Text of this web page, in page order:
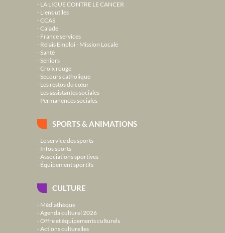
LA LIGUE CONTRE LE CANCER
Liens utiles
CCAS
Calade
France services
Relais Emploi - Mission Locale
Santé
Séniors
Croix rouge
Secours catholique
Les restos du cœur
Les assistantes sociales
Permanences sociales
SPORTS & ANIMATIONS
Le service des sports
Infos sports
Associations sportives
Équipement sportifs
CULTURE
Médiathèque
Agenda culturel 2026
Offre et équipements culturels
Actions culturelles